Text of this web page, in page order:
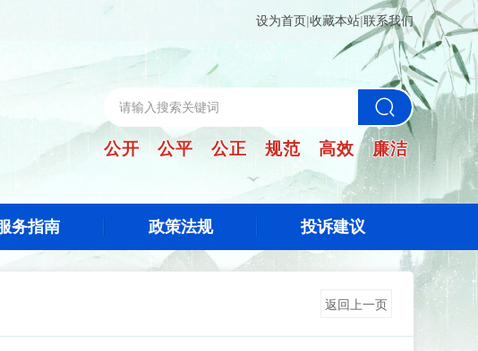
设为首页|收藏本站|联系我们
公开 公平 公正 规范 高效 廉洁
务指南 政策法规 投诉建议
返回上一页